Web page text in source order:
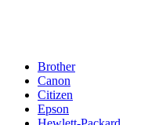
Brother
Canon
Citizen
Epson